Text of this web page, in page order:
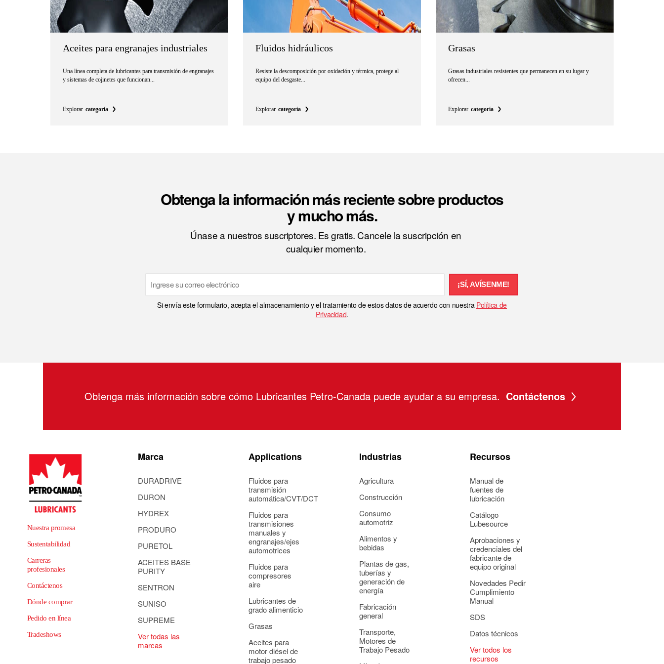
Aceites para engranajes industriales
Una línea completa de lubricantes para transmisión de engranajes
y sistemas de cojinetes que funcionan...
Explorar categoría
Fluidos hidráulicos
Resiste la descomposición por oxidación y térmica, protege al
equipo del desgaste...
Explorar categoría
Grasas
Grasas industriales resistentes que permanecen en su lugar y
ofrecen...
Explorar categoría
Obtenga la información más reciente sobre productos
y mucho más.
Únase a nuestros suscriptores. Es gratis. Cancele la suscripción en
cualquier momento.
Email
¡SÍ, AVÍSENME!
Si envía este formulario, acepta el almacenamiento y el tratamiento de estos datos de acuerdo con nuestra Política de
Privacidad.
Obtenga más información sobre cómo Lubricantes Petro-Canada puede ayudar a su empresa. Contáctenos
Nuestra promesa
Sustentabilidad
Carreras
profesionales
Contáctenos
Dónde comprar
Pedido en línea
Tradeshows
Marca
DURADRIVE
DURON
HYDREX
PRODURO
PURETOL
ACEITES BASE
PURITY
SENTRON
SUNISO
SUPREME
Ver todas las
marcas
Applications
Fluidos para
transmisión
automática/CVT/DCT
Fluidos para
transmisiones
manuales y
engranajes/ejes
automotrices
Fluidos para
compresores
aire
Lubricantes de
grado alimenticio
Grasas
Aceites para
motor diésel de
trabajo pesado
Industrias
Agricultura
Construcción
Consumo
automotriz
Alimentos y
bebidas
Plantas de gas,
tuberías y
generación de
energía
Fabricación
general
Transporte,
Motores de
Trabajo Pesado
Recursos
Manual de
fuentes de
lubricación
Catálogo
Lubesource
Aprobaciones y
credenciales del
fabricante de
equipo original
Novedades Pedir
Cumplimiento
Manual
SDS
Datos técnicos
Ver todos los
recursos